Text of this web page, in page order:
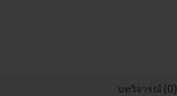
บทวิจารณ์ (0)